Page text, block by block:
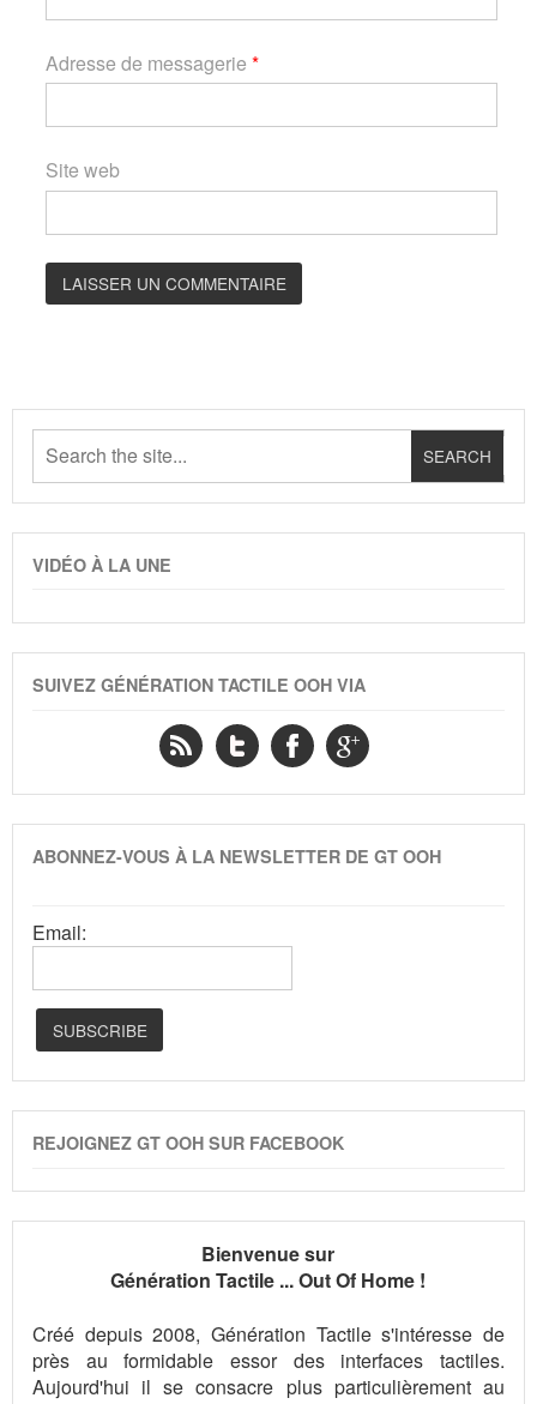
Adresse de messagerie *
Site web
VIDÉO À LA UNE
SUIVEZ GÉNÉRATION TACTILE OOH VIA
ABONNEZ-VOUS À LA NEWSLETTER DE GT OOH
Email:
REJOIGNEZ GT OOH SUR FACEBOOK
Bienvenue sur
Génération Tactile ... Out Of Home !
Créé depuis 2008, Génération Tactile s'intéresse de
près au formidable essor des interfaces tactiles.
Aujourd'hui il se consacre plus particulièrement au